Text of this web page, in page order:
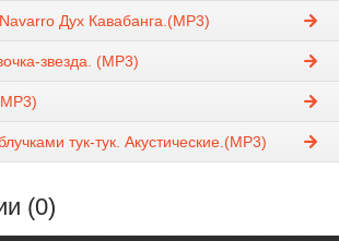
Дух Кавабанга.(MP3)
звезда. (MP3)
тук-тук. Акустические.(MP3)
(0)